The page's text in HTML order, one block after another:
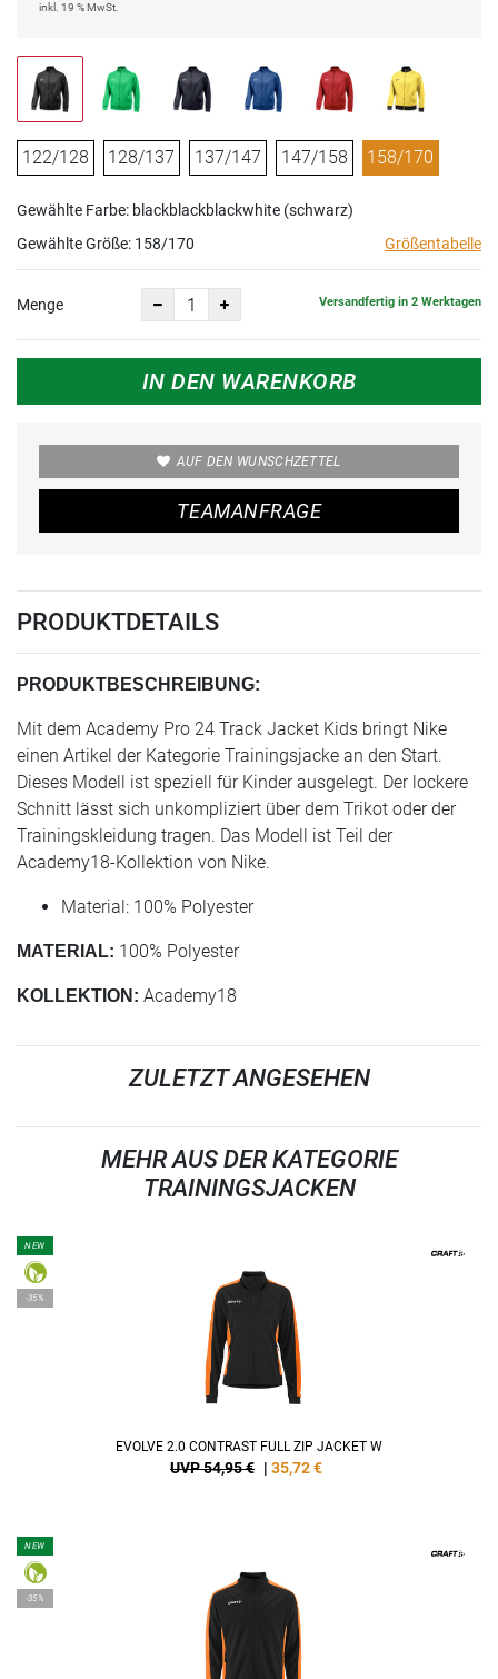
inkl. 19 % MwSt.
122/128 128/137 137/147 147/158 158/170
Gewählte Farbe: blackblackblackwhite (schwarz)
Gewählte Größe: 158/170 Größentabelle
Menge Versandfertig in 2 Werktagen
IN DEN WARENKORB
AUF DEN WUNSCHZETTEL
TEAMANFRAGE
PRODUKTDETAILS
PRODUKTBESCHREIBUNG:
Mit dem Academy Pro 24 Track Jacket Kids bringt Nike
einen Artikel der Kategorie Trainingsjacke an den Start.
Dieses Modell ist speziell für Kinder ausgelegt. Der lockere
Schnitt lässt sich unkompliziert über dem Trikot oder der
Trainingskleidung tragen. Das Modell ist Teil der
Academy18-Kollektion von Nike.
Material: 100% Polyester
MATERIAL: 100% Polyester
KOLLEKTION: Academy18
ZULETZT ANGESEHEN
MEHR AUS DER KATEGORIE
TRAININGSJACKEN
NEW
-35%
EVOLVE 2.0 CONTRAST FULL ZIP JACKET W
UVP 54,95 € | 35,72€
NEW
-35%